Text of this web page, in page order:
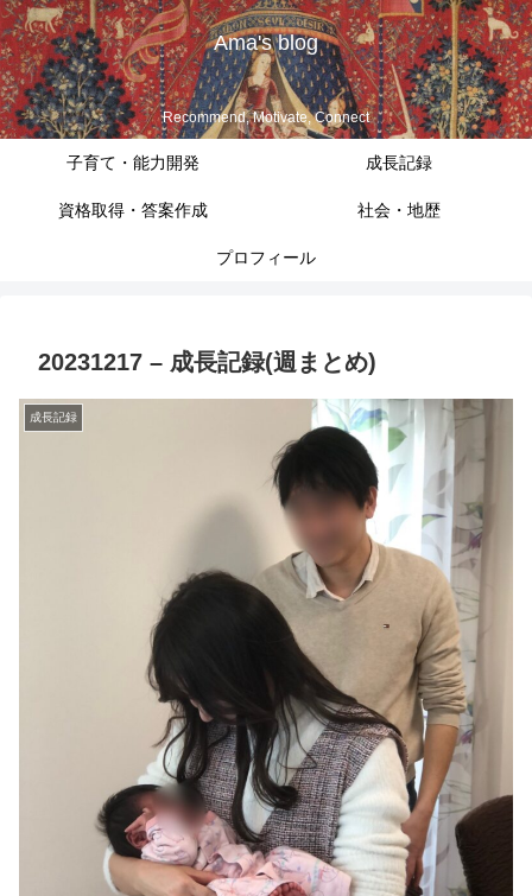
Ama's blog
Recommend, Motivate, Connect
子育て・能力開発 成長記録
資格取得・答案作成 社会・地歴
プロフィール
20231217 – 成長記録(週まとめ)
成長記録